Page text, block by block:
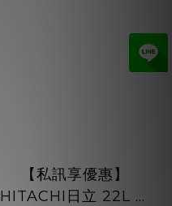
【私訊享優惠】
HITACHI日立 22L 過